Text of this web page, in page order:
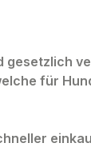
gesetzlich
für